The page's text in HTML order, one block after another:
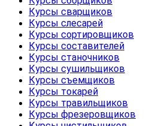
Курсы сварщиков
Курсы слесарей
Курсы сортировщиков
Курсы составителей
Курсы станочников
Курсы сушильщиков
Курсы съемщиков
Курсы токарей
Курсы травильщиков
Курсы фрезеровщиков